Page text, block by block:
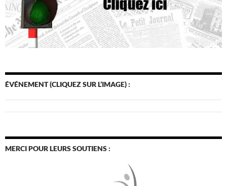
ÉVÉNEMENT (CLIQUEZ SUR L’IMAGE) :
MERCI POUR LEURS SOUTIENS :